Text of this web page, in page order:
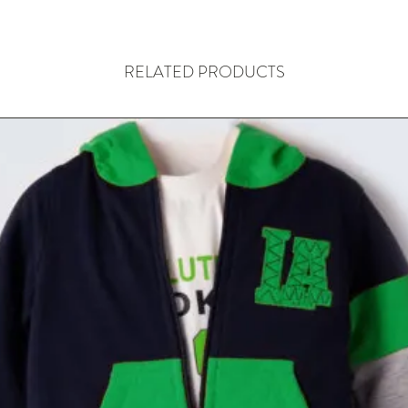
RELATED PRODUCTS